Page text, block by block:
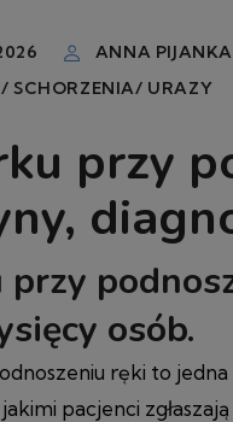
ANNA PIJANKA
SCHORZENIA/ URAZY
przy
przy
osób.
ręki to
pacjenci